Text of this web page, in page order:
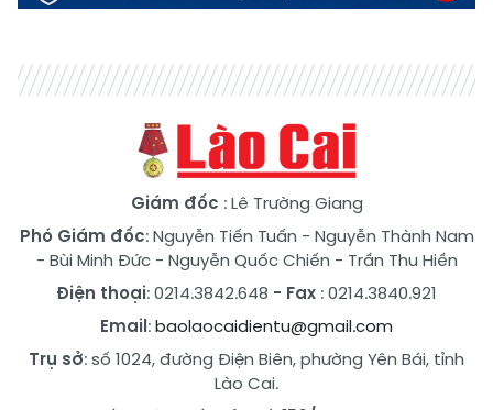
Giám đốc : Lê Trường Giang
Phó Giám đốc:Nguyễn Tiến Tuấn - Nguyễn Thành Nam
- Bùi Minh Đức- Nguyễn Quốc Chiến - Trần Thu Hiền
Điện thoại: 0214.3842.648 - Fax : 0214.3840.921
Email:baolaocaidientu@gmail.com
Trụ sở: số 1024, đường Điện Biên, phường Yên Bái, tỉnh
Lào Cai.